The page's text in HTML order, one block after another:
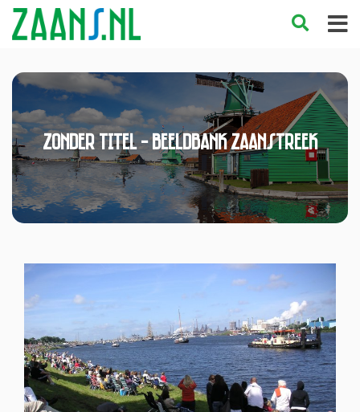
Zonder titel - Beeldbank Zaanstreek